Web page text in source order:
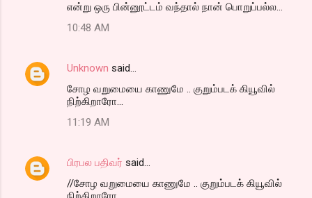
‍‍‍‍என்று ஒரு பின்னூட்டம் வந்தால் நான் பொறுப்பல்ல...
10:48 AM
Unknown said…
சோழ வறுமையை காணுமே .. குறும்படக் கியூவில்
நிற்கிறாரோ...
11:19 AM
பிரபல பதிவர் said…
//சோழ வறுமையை காணுமே .. குறும்படக் கியூவில்